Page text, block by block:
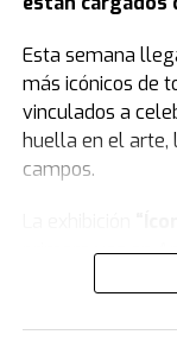
Esta semana
más icónicos de
vinculados a
huella en el arte,
campos.
primera vez en
Santiago de Chile.